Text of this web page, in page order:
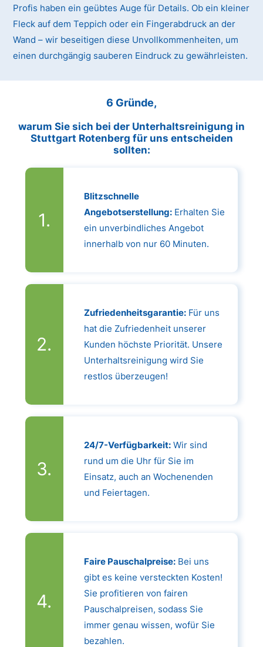
Profis haben ein geübtes Auge für Details. Ob ein kleiner
Fleck auf dem Teppich oder ein Fingerabdruck an der
Wand – wir beseitigen diese Unvollkommenheiten, um
einen durchgängig sauberen Eindruck zu gewährleisten.
6 Gründe,
warum Sie sich bei der Unterhaltsreinigung in
Stuttgart Rotenberg für uns entscheiden
sollten:
Blitzschnelle
Angebotserstellung:Erhalten Sie
ein unverbindliches Angebot
innerhalb von nur 60 Minuten.
Zufriedenheitsgarantie:Für uns
hat die Zufriedenheit unserer
Kunden höchste Priorität. Unsere
Unterhaltsreinigung wird Sie
restlos überzeugen!
24/7-Verfügbarkeit:Wir sind
rund um die Uhr für Sie im
Einsatz, auch an Wochenenden
und Feiertagen.
Faire Pauschalpreise:Bei uns
gibt es keine versteckten Kosten!
Sie profitieren von fairen
Pauschalpreisen, sodass Sie
immer genau wissen, wofür Sie
bezahlen.